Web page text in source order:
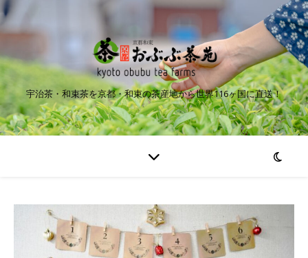
宇治茶・和束茶を京都・和束の茶産地から世界116ヶ国に直送！